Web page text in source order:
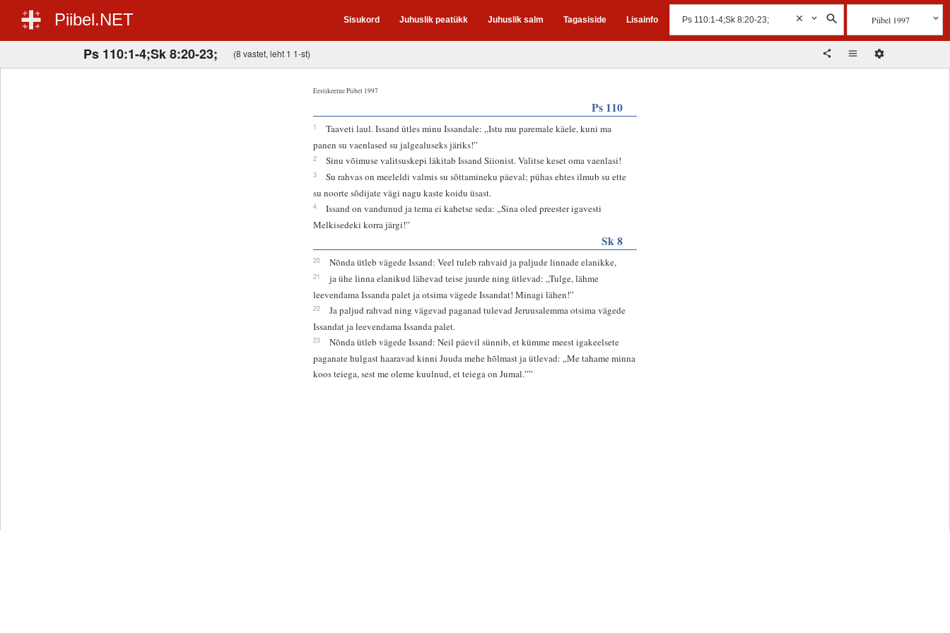
Piibel.NET Sisukord Juhuslik peatükk Juhuslik salm Tagasiside Lisainfo Piibel 1997
Ps 110:1-4;Sk 8:20-23; (8 vastet, leht 1 1-st)
Eestikeelne Piibel 1997
Ps 110
1
Taaveti laul. Issand ütles minu Issandale: „Istu mu paremale käele, kuni ma
panen su vaenlased su jalgealuseks järiks!”
2 Sinu võimuse valitsuskepi läkitab Issand Siionist. Valitse keset oma vaenlasi!
3
Su rahvas on meeleldi valmis su sõttamineku päeval; pühas ehtes ilmub su ette
su noorte sõdijate vägi nagu kaste koidu üsast.
4
Issand on vandunud ja tema ei kahetse seda: „Sina oled preester igavesti
Melkisedeki korra järgi!”
Sk 8
20 Nõnda ütleb vägede Issand: Veel tuleb rahvaid ja paljude linnade elanikke,
21
ja ühe linna elanikud lähevad teise juurde ning ütlevad: „Tulge, lähme
leevendama Issanda palet ja otsima vägede Issandat! Minagi lähen!”
22
Ja paljud rahvad ning vägevad paganad tulevad Jeruusalemma otsima vägede
Issandat ja leevendama Issanda palet.
23
Nõnda ütleb vägede Issand: Neil päevil sünnib, et kümme meest igakeelsete
paganate hulgast haaravad kinni Juuda mehe hõlmast ja ütlevad: „Me tahame minna
koos teiega, sest me oleme kuulnud, et teiega on Jumal.””